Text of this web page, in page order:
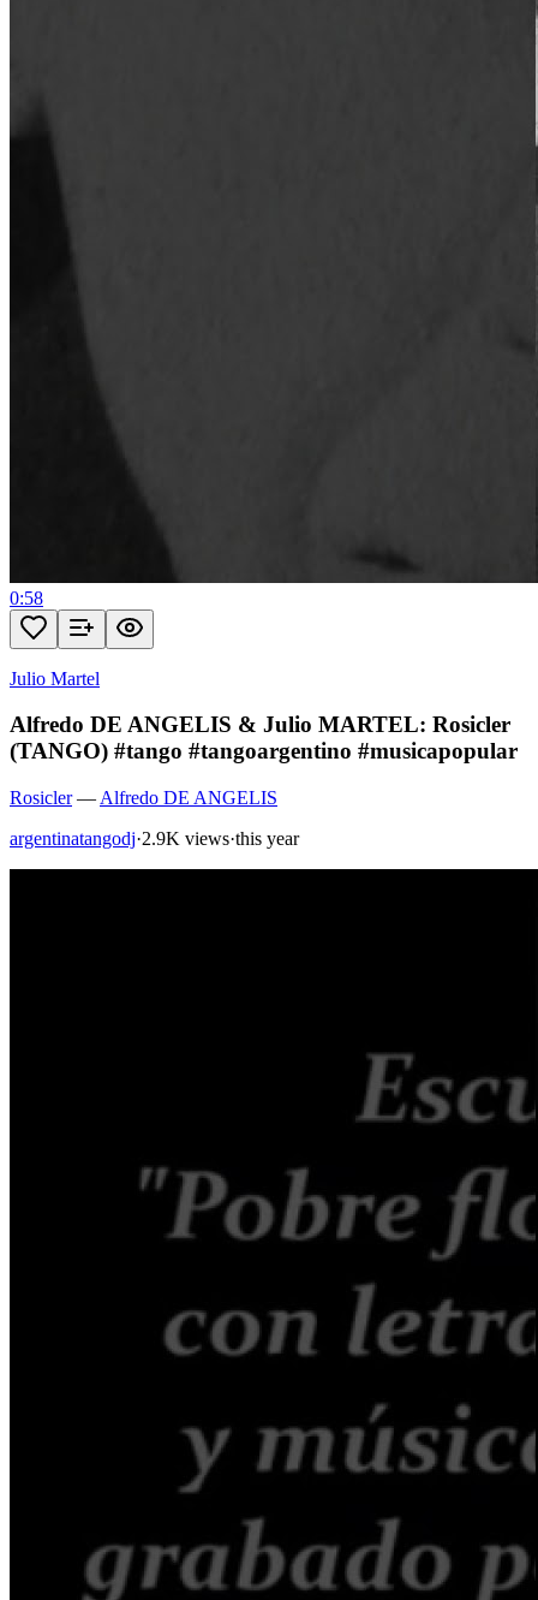
0:58
Julio Martel
Alfredo DE ANGELIS & Julio MARTEL: Rosicler
(TANGO) #tango #tangoargentino #musicapopular
Rosicler— Alfredo DE ANGELIS
argentinatangodj·2.9K views·this year